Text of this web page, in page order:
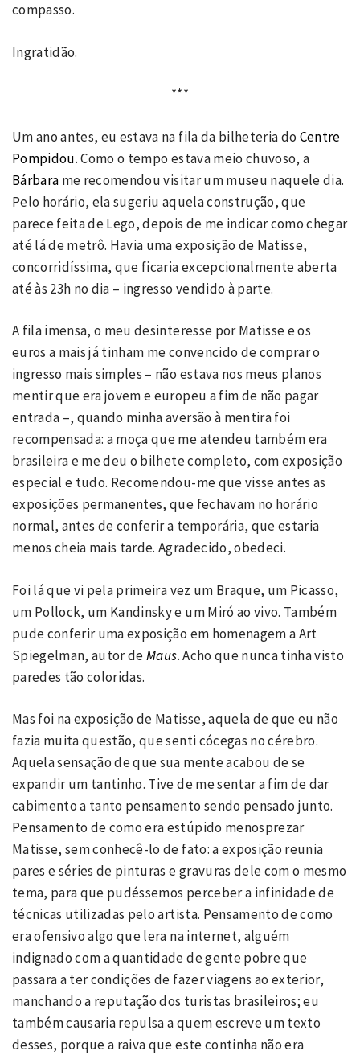
compasso.
Ingratidão.
***
Um ano antes, eu estava na fila da bilheteria do Centre
Pompidou. Como o tempo estava meio chuvoso, a
Bárbara me recomendou visitar um museu naquele dia.
Pelo horário, ela sugeriu aquela construção, que
parece feita de Lego, depois de me indicar como chegar
até lá de metrô. Havia uma exposição de Matisse,
concorridíssima, que ficaria excepcionalmente aberta
até às 23h no dia – ingresso vendido à parte.
A fila imensa, o meu desinteresse por Matisse e os
euros a mais já tinham me convencido de comprar o
ingresso mais simples – não estava nos meus planos
mentir que era jovem e europeu a fim de não pagar
entrada –, quando minha aversão à mentira foi
recompensada: a moça que me atendeu também era
brasileira e me deu o bilhete completo, com exposição
especial e tudo. Recomendou-me que visse antes as
exposições permanentes, que fechavam no horário
normal, antes de conferir a temporária, que estaria
menos cheia mais tarde. Agradecido, obedeci.
Foi lá que vi pela primeira vez um Braque, um Picasso,
um Pollock, um Kandinsky e um Miró ao vivo. Também
pude conferir uma exposição em homenagem a Art
Spiegelman, autor deMaus. Acho que nunca tinha visto
paredes tão coloridas.
Mas foi na exposição de Matisse, aquela de que eu não
fazia muita questão, que senti cócegas no cérebro.
Aquela sensação de que sua mente acabou de se
expandir um tantinho. Tive de me sentar a fim de dar
cabimento a tanto pensamento sendo pensado junto.
Pensamento de como era estúpido menosprezar
Matisse, sem conhecê-lo de fato: a exposição reunia
pares e séries de pinturas e gravuras dele com o mesmo
tema, para que pudéssemos perceber a infinidade de
técnicas utilizadas pelo artista. Pensamento de como
era ofensivo algo que lera na internet, alguém
indignado com a quantidade de gente pobre que
passara a ter condições de fazer viagens ao exterior,
manchando a reputação dos turistas brasileiros; eu
também causaria repulsa a quem escreve um texto
desses, porque a raiva que este continha não era